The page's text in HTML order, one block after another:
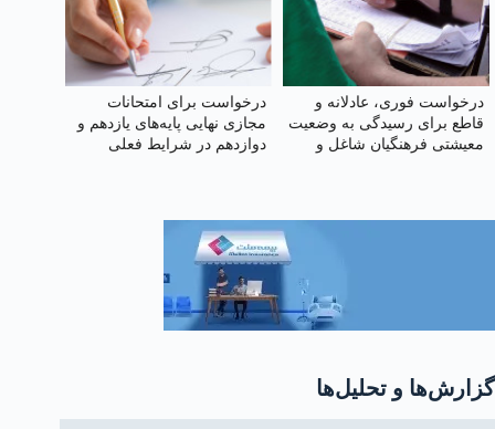
درخواست فوری، عادلانه و
قاطع برای رسیدگی به وضعیت
معیشتی فرهنگیان شاغل و
درخواست برای امتحانات
مجازی نهایی پایه‌های یازدهم و
دوازدهم در شرایط فعلی
گزارش‌ها و تحلیل‌ها